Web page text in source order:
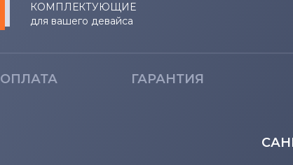
КОМПЛЕКТУЮЩИЕ
для вашего девайса
ОПЛАТА ГАРАНТИЯ